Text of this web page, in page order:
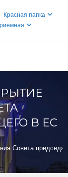
Красная папка
В ЕС
Совета